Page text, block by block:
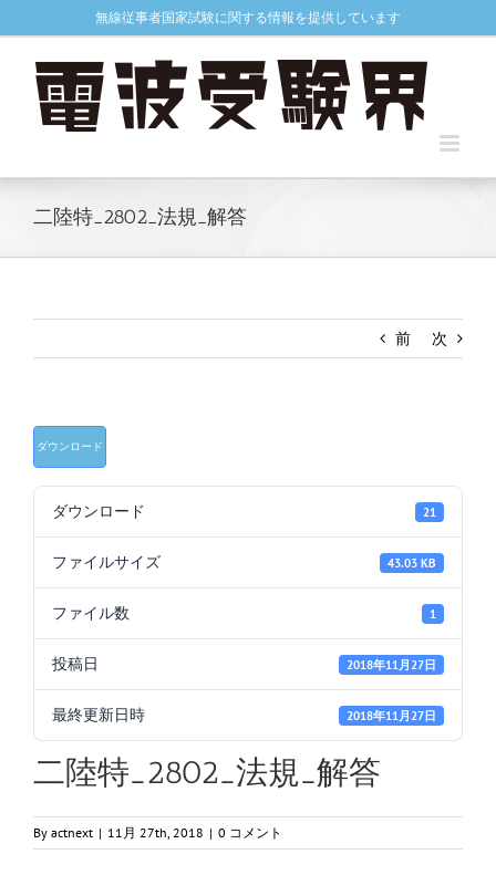
to
無線従事者国家試験に関する情報を提供しています
二陸特_2802_法規_解答
前 次
ダウンロード
ダウンロード 21
ファイルサイズ 43.03 KB
ファイル数 1
投稿日 2018年11月27日
最終更新日時 2018年11月27日
二陸特_2802_法規_解答
By actnext | 11月 27th, 2018 | 0 コメント